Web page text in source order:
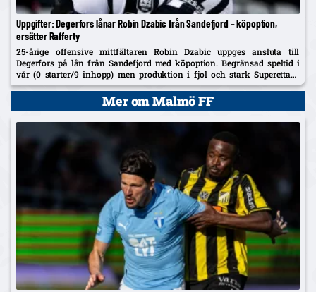
Uppgifter: Degerfors lånar Robin Dzabic från Sandefjord – köpoption,
ersätter Rafferty
25-årige offensive mittfältaren Robin Dzabic uppges ansluta till
Degerfors på lån från Sandefjord med köpoption. Begränsad speltid i
vår (0 starter/9 inhopp) men produktion i fjol och stark Superettan-
historik i Landskrona.
Mer om Malmö FF